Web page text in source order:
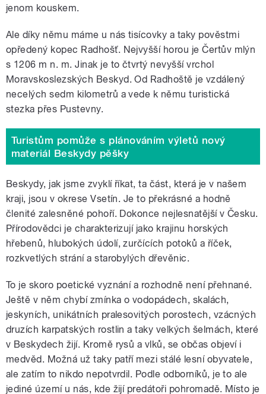
jenom kouskem.
Ale díky němu máme u nás tisícovky a taky pověstmi
opředený kopec Radhošť. Nejvyšší horou je Čertův mlýn
s 1206 m n. m. Jinak je to čtvrtý nevyšší vrchol
Moravskoslezských Beskyd. Od Radhoště je vzdálený
necelých sedm kilometrů a vede k němu turistická
stezka přes Pustevny.
Turistům pomůže s plánováním výletů nový
materiál Beskydy pěšky
Beskydy, jak jsme zvyklí říkat, ta část, která je v našem
kraji, jsou v okrese Vsetín. Je to překrásné a hodně
členité zalesněné pohoří. Dokonce nejlesnatější v Česku.
Přírodovědci je charakterizují jako krajinu horských
hřebenů, hlubokých údolí, zurčících potoků a říček,
rozkvetlých strání a starobylých dřevěnic.
To je skoro poetické vyznání a rozhodně není přehnané.
Ještě v něm chybí zmínka o vodopádech, skalách,
jeskyních, unikátních pralesovitých porostech, vzácných
druzích karpatských rostlin a taky velkých šelmách, které
v Beskydech žijí. Kromě rysů a vlků, se občas objeví i
medvěd. Možná už taky patří mezi stálé lesní obyvatele,
ale zatím to nikdo nepotvrdil. Podle odborníků, je to ale
jediné území u nás, kde žijí predátoři pohromadě. Místo je